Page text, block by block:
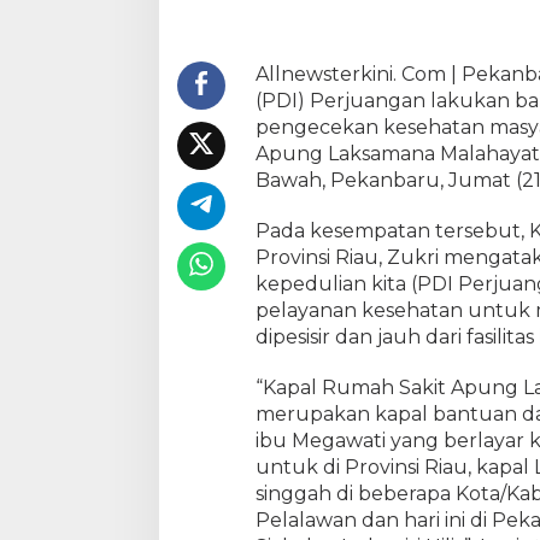
n
r
o
v
i
s
R
i
a
A
d
a
k
a
n
P
Allnewsterkini. Com |
(PDI) Perjuangan lakukan
pengecekan kesehatan
Apung Laksamana
Bawah, Pekanbaru, Jumat
Pada kesempatan tersebut,
Provinsi Riau, Zukri
kepedulian kita (PDI
pelayanan kesehatan untuk
dipesisir dan jauh dari
“Kapal Rumah Sakit Apung
merupakan kapal bantuan
ibu Megawati yang berlayar
untuk di Provinsi Riau, kapal
singgah di beberapa Kota/
Pelalawan dan hari ini di